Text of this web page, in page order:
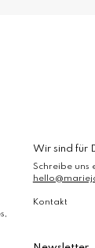
Wir sind für
Schreibe uns
Kontakt